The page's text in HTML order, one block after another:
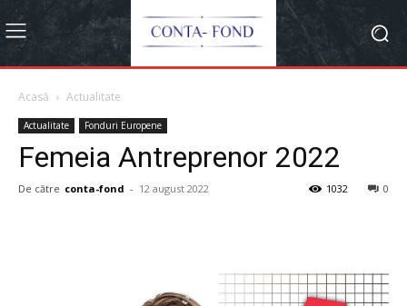
Acasă Actualitate
Actualitate Fonduri Europene
Femeia Antreprenor 2022
De către conta-fond - 12 august 2022 0
1032